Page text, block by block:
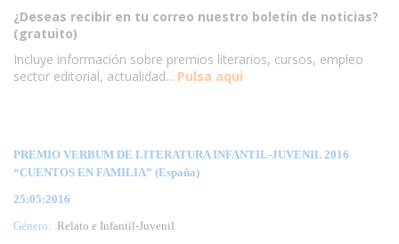
¿Deseas recibir en tu correo nuestro boletín de noticias?
(gratuito)
Incluye información sobre premios literarios, cursos, empleo
sector editorial, actualidad... Pulsa aqui
PREMIO VERBUM DE LITERATURA INFANTIL-JUVENIL 2016
“CUENTOS EN FAMILIA” (España)
25:05:2016
Género: Relato e Infantil-Juvenil